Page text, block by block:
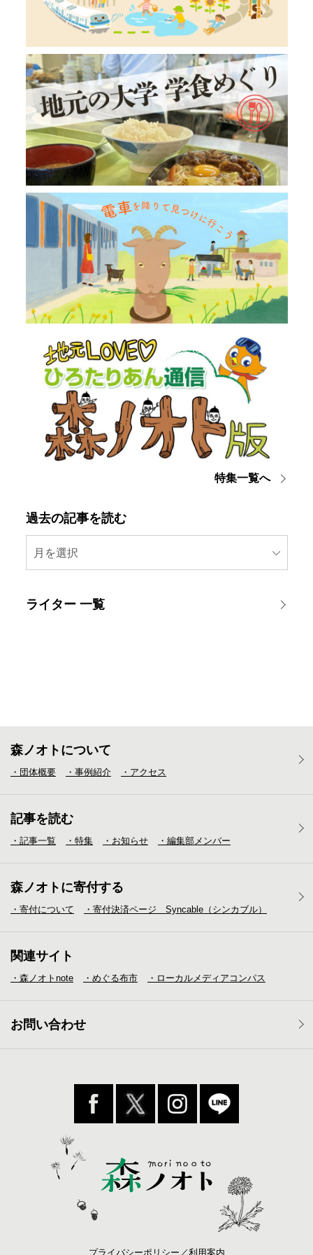
特集一覧へ
過去の記事を読む
月を選択
ライター 一覧
森ノオトについて
・団体概要 ・事例紹介 ・アクセス
記事を読む
・記事一覧 ・特集 ・お知らせ ・編集部メンバー
森ノオトに寄付する
・寄付について ・寄付決済ページ Syncable（シンカブル）
関連サイト
・森ノオトnote ・めぐる布市 ・ローカルメディア コンパス
お問い合わせ
プライバシーポリシー／利用案内